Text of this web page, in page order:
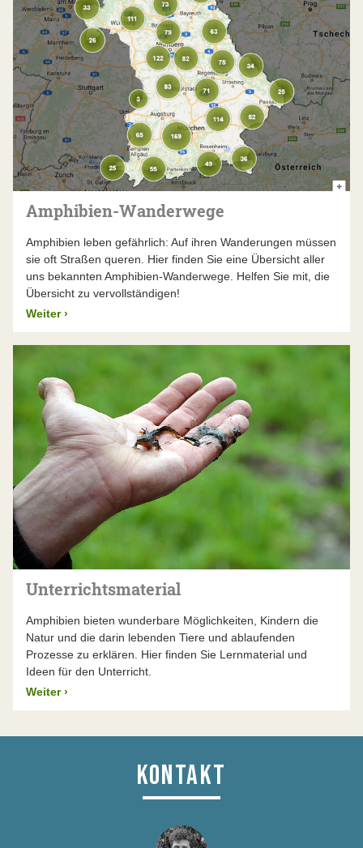
Amphibien-Wanderwege
Amphibien leben gefährlich: Auf ihren Wanderungen müssen
sie oft Straßen queren. Hier finden Sie eine Übersicht aller
uns bekannten Amphibien-Wanderwege. Helfen Sie mit, die
Übersicht zu vervollständigen!
Weiter ›
Unterrichtsmaterial
Amphibien bieten wunderbare Möglichkeiten, Kindern die
Natur und die darin lebenden Tiere und ablaufenden
Prozesse zu erklären. Hier finden Sie Lernmaterial und
Ideen für den Unterricht.
Weiter ›
KONTAKT